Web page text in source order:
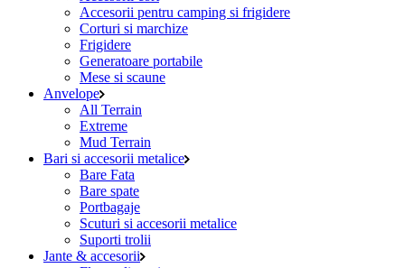
Accesorii pentru camping si frigidere
Corturi si marchize
Frigidere
Generatoare portabile
Mese si scaune
Anvelope
All Terrain
Extreme
Mud Terrain
Bari si accesorii metalice
Bare Fata
Bare spate
Portbagaje
Scuturi si accesorii metalice
Suporti trolii
Jante & accesorii